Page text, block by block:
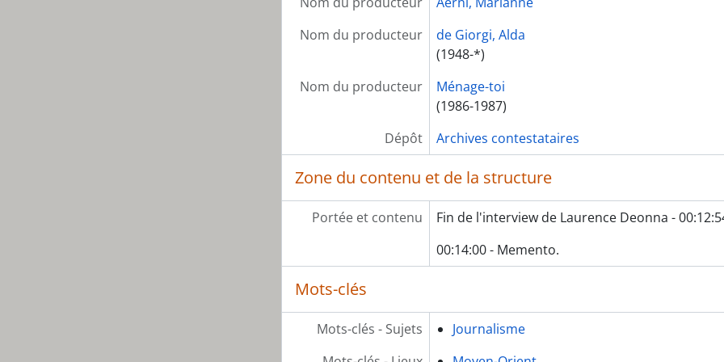
Nom du producteur
de Giorgi, Alda
(1948-*)
Nom du producteur
Ménage-toi
(1986-1987)
Dépôt
Archives contestataires
Zone du contenu et de la structure
Portée et contenu
Fin de l'interview de Laurence Deonna -
00:14:00 - Memento.
Mots-clés
Mots-clés - Sujets
Journalisme